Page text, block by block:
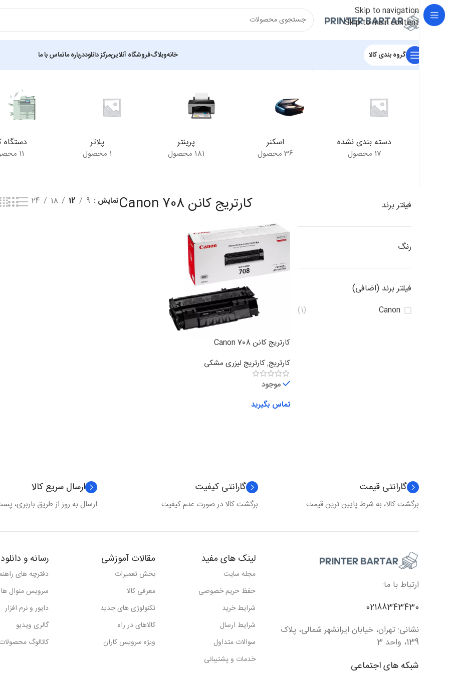
Skip to navigation
Skip to main content
گروه بندی کالا خانهوبلاگفروشگاه آنلاینمرکز دانلوددرباره ماتماس با ما
خانه/محصولات برچسب خورده “کارتریج کانن Canon 708”
دسته بندی نشده
17 محصول
اسکنر
36 محصول
پرینتر
181 محصول
پلاتر
1 محصول
دستگاه
11 محصول
فیلتر برند
رنگ
فیلتر برند (اضافی)
Canon
(1)
کارتریج کانن Canon 708 نمایش 9
12
18
24
کارتریج کانن Canon 708
کارتریج,کارتریج لیزری مشکی
موجود
تماس بگیرید
گارانتی قیمت
برگشت کالا، به شرط پایین ترین قیمت
گارانتی کیفیت
برگشت کالا در صورت عدم کیفیت
ارسال سریع کالا
ارسال به روز از طریق باربری،
ارتباط با ما:
02188343430
نشانی: تهران، خیابان ایرانشهر شمالی، پلاک
139، واحد 3
شبکه های اجتماعی
لینک های مفید
مجله سایت
حفظ حریم خصوصی
شرایط خرید
شرایط ارسال
سوالات متداول
خدمات و پشتیبانی
مقالات آموزشی
بخش تعمیرات
معرفی کالا
تکنولوژی های جدید
کالاهای در راه
ویژه سرویس کاران
رسانه و دانلود
دفترچه های
سرویس منوال ها
دایور و نرم افزار
گالری ویدیو
کاتالوگ